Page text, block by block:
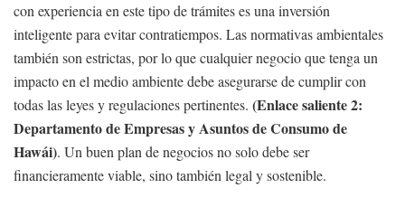
con experiencia en este tipo de trámites es una inversión
inteligente para evitar contratiempos. Las normativas ambientales
también son estrictas, por lo que cualquier negocio que tenga un
impacto en el medio ambiente debe asegurarse de cumplir con
todas las leyes y regulaciones pertinentes. (Enlace saliente 2:
Departamento de Empresas y Asuntos de Consumo de
Hawái). Un buen plan de negocios no solo debe ser
financieramente viable, sino también legal y sostenible.